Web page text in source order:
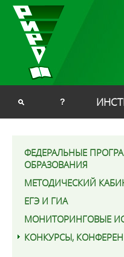
?
ФЕДЕРАЛЬНЫЕ
ОБРАЗОВАНИЯ
МЕТОДИЧЕСКИЙ
ЕГЭ И ГИА
МОНИТОРИНГОВЫЕ
КОНКУРСЫ,